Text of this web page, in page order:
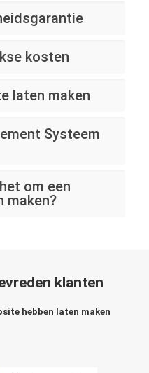
kosten
laten maken
Systeem
om een
maken?
klanten
hebben laten maken